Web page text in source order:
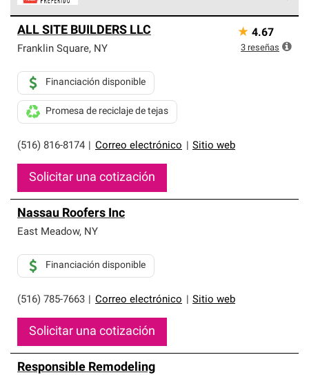
parte de una red exclusiva de profesionales de techos
que cumplen con altos estándares y requisitos estrictos
ALL SITE BUILDERS LLC
Franklin Square, NY
(516) 816-8174 Correo electrónico Sitio web
Financiación disponible
Promesa de reciclaje de tejas
Solicitar una cotización
★ 4.67
3 reseñas
Nassau Roofers Inc
East Meadow, NY
(516) 785-7663 Correo electrónico Sitio web
Financiación disponible
Solicitar una cotización
Responsible Remodeling